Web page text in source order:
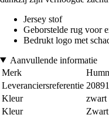
Jersey stof
Geborstelde rug voor
Bedrukt logo met
Aanvullende informatie
Merk
Leveranciersreferentie
Kleur
zwart
Kleur
Zwart